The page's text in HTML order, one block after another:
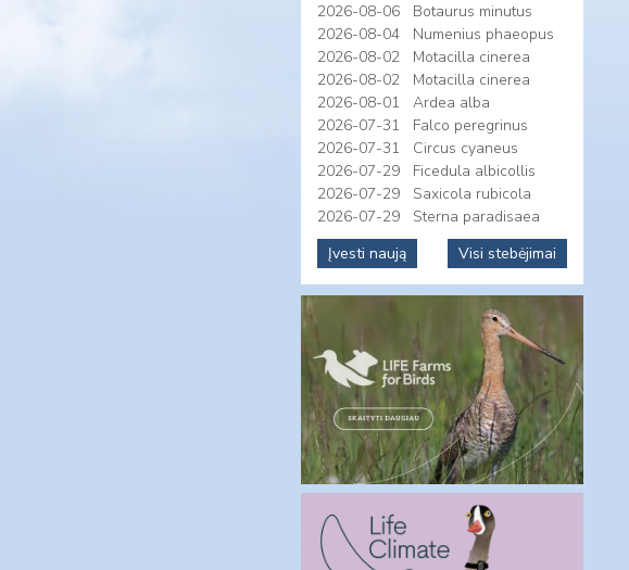
2026-08-06
Botaurus minutus
2026-08-04
Numenius phaeopus
2026-08-02
Motacilla cinerea
2026-08-02
Motacilla cinerea
2026-08-01
Ardea alba
2026-07-31
Falco peregrinus
2026-07-31
Circus cyaneus
2026-07-29
Ficedula albicollis
2026-07-29
Saxicola rubicola
2026-07-29
Sterna paradisaea
Įvesti naują
Visi stebėjimai